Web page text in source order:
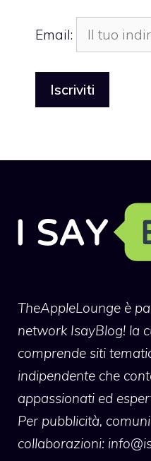
Email:
TheAppleLounge è
network IsayBlog! la
comprende siti
indipendente che
appassionati ed
Per pubblicità,
collaborazioni: